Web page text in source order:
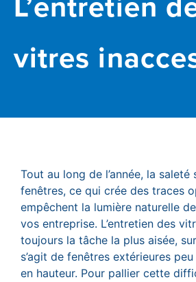
vitres
Tout au long de l’année, la saleté
fenêtres, ce qui crée des traces
empêchent la lumière naturelle
vos entreprise. L’entretien des
toujours la tâche la plus aisée,
s’agit de fenêtres extérieures
en hauteur. Pour pallier cette